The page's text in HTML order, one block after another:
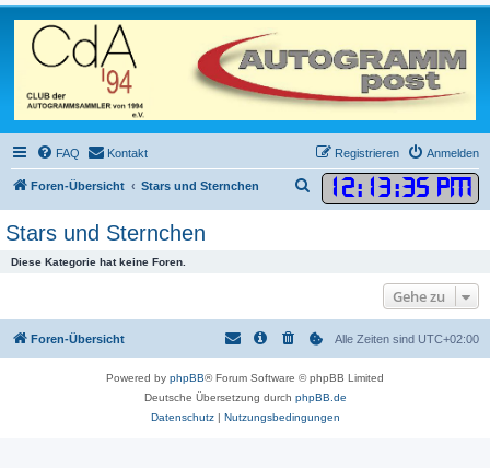
FAQ Kontakt Anmelden
Registrieren
Foren-Übersicht Stars und Sternchen 12: 13:35 PM
u
Stars und Sternchen
Diese Kategorie hat keine Foren.
Gehe zu
Foren-Übersicht Alle Zeiten sind UTC+02:00
Powered by phpBB® Forum Software © phpBB Limited
Deutsche Übersetzung durch phpBB.de
Datenschutz| Nutzungsbedingungen